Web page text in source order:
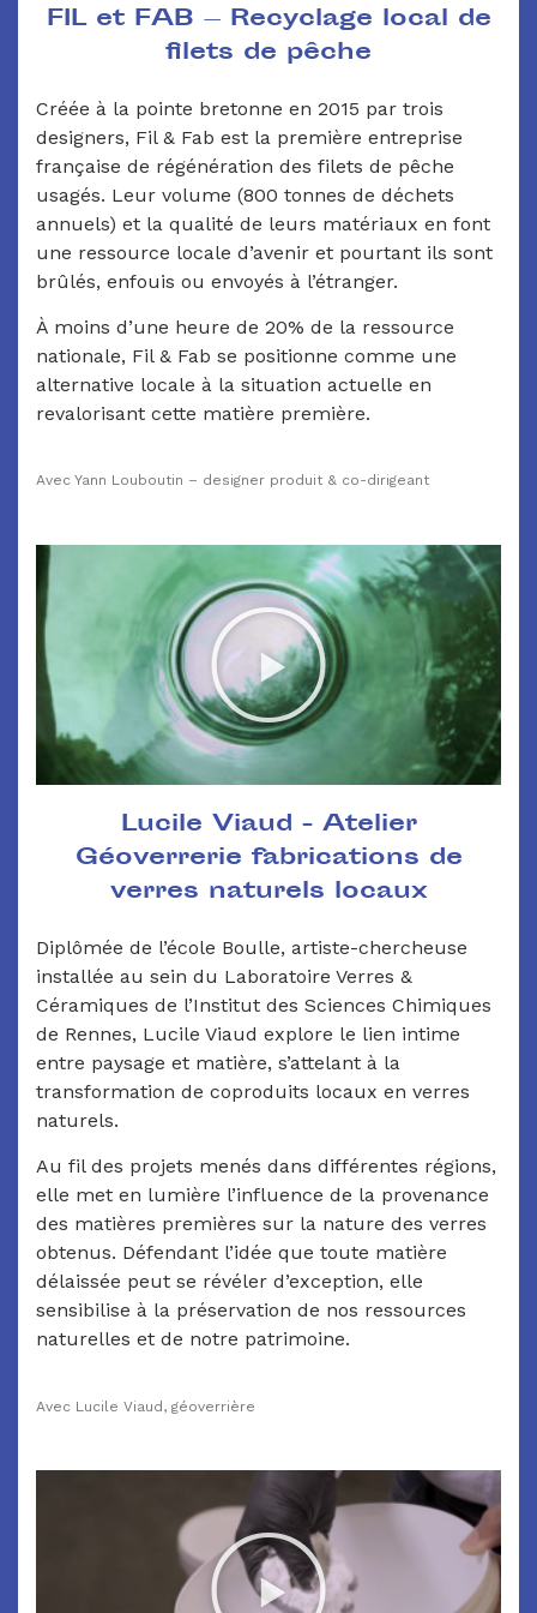
FIL et FAB — Recyclage local de
filets de pêche
Créée à la pointe bretonne en 2015 par trois
designers, Fil & Fab est la première entreprise
française de régénération des filets de pêche
usagés. Leur volume (800 tonnes de déchets
annuels) et la qualité de leurs matériaux en font
une ressource locale d’avenir et pourtant ils sont
brûlés, enfouis ou envoyés à l’étranger.
À moins d’une heure de 20% de la ressource
nationale, Fil & Fab se positionne comme une
alternative locale à la situation actuelle en
revalorisant cette matière première.
Avec Yann Louboutin – designer produit & co-dirigeant
Lucile Viaud - Atelier
Géoverrerie fabrications de
verres naturels locaux
Diplômée de l’école Boulle, artiste-chercheuse
installée au sein du Laboratoire Verres &
Céramiques de l’Institut des Sciences Chimiques
de Rennes, Lucile Viaud explore le lien intime
entre paysage et matière, s’attelant à la
transformation de coproduits locaux en verres
naturels.
Au fil des projets menés dans différentes régions,
elle met en lumière l’influence de la provenance
des matières premières sur la nature des verres
obtenus. Défendant l’idée que toute matière
délaissée peut se révéler d’exception, elle
sensibilise à la préservation de nos ressources
naturelles et de notre patrimoine.
Avec Lucile Viaud, géoverrière